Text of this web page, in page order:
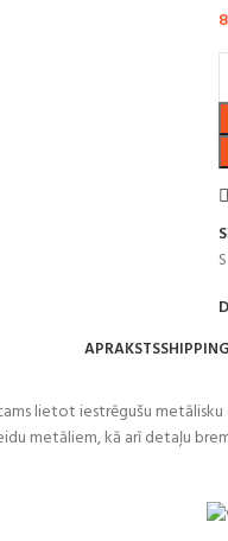
APRAKSTS
lietot iestrēgušu
metāliem, kā arī detaļu